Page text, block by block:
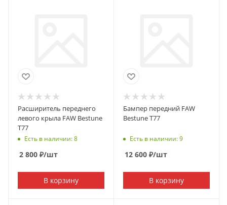
Расширитель переднего
левого крыла FAW Bestune
T77
Есть в наличии: 8
2 800 ₽/шт
В корзину
Бампер передний FAW
Bestune T77
Есть в наличии: 9
12 600 ₽/шт
В корзину